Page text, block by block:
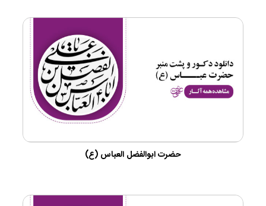
حضرت ابوالفضل العباس (ع)